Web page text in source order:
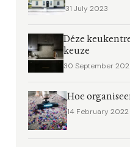
31 July 2023
Déze
keuze
30 September
Hoe
14 February 2022